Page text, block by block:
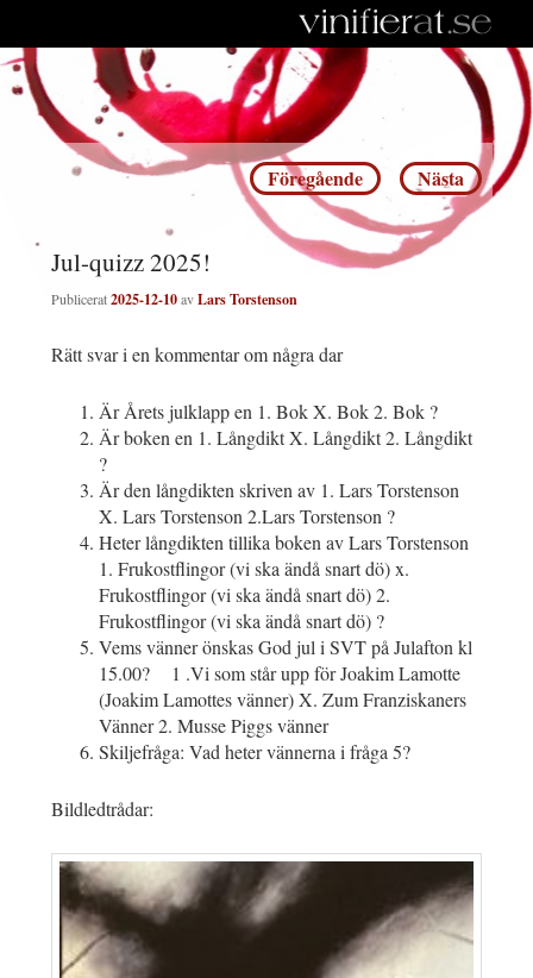
Inläggsnavigering
Föregående Nästa
Jul-quizz 2025!
Publicerat2025-12-10avLars Torstenson
Rätt svar i en kommentar om några dar
Är Årets julklapp en 1. Bok X. Bok 2. Bok ?
Är boken en 1. Långdikt X. Långdikt 2. Långdikt
?
Är den långdikten skriven av 1. Lars Torstenson
X. Lars Torstenson 2.Lars Torstenson ?
Heter långdikten tillika boken av Lars Torstenson
1. Frukostflingor (vi ska ändå snart dö) x.
Frukostflingor (vi ska ändå snart dö) 2.
Frukostflingor (vi ska ändå snart dö) ?
Vems vänner önskas God jul i SVT på Julafton kl
15.00? 1 .Vi som står upp för Joakim Lamotte
(Joakim Lamottes vänner) X. Zum Franziskaners
Vänner 2. Musse Piggs vänner
Skiljefråga: Vad heter vännerna i fråga 5?
Bildledtrådar: